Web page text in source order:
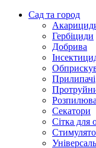
Сад та город
Гербіциди
Добрива
Прилипачі
Секатори
Сітка для